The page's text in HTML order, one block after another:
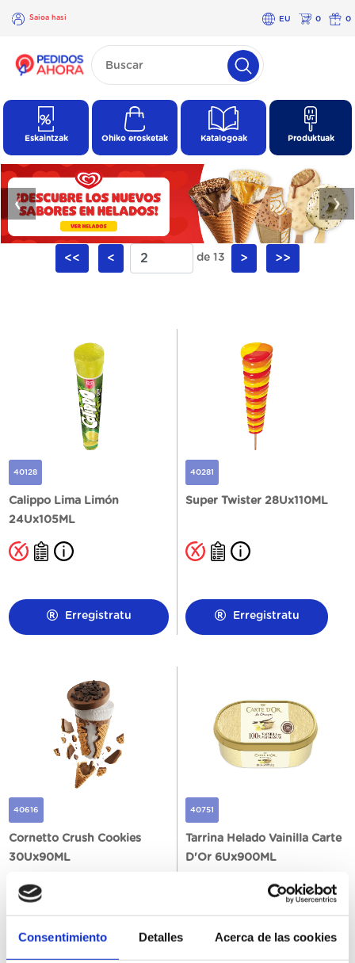
Consentimiento Detalles Acerca de las cookies
Saioa hasi EU 0 0
×
Saioa
Eskaintzak Ohiko erosketak Katalogoak Produktuak
❮ ❯
<< < de 13 > >>
40128
Calippo Lima Limón
24Ux105ML
Erregistratu
40281
Super Twister 28Ux110ML
Erregistratu
40616
Cornetto Crush Cookies
30Ux90ML
40751
Tarrina Helado Vainilla Carte
D'Or 6Ux900ML